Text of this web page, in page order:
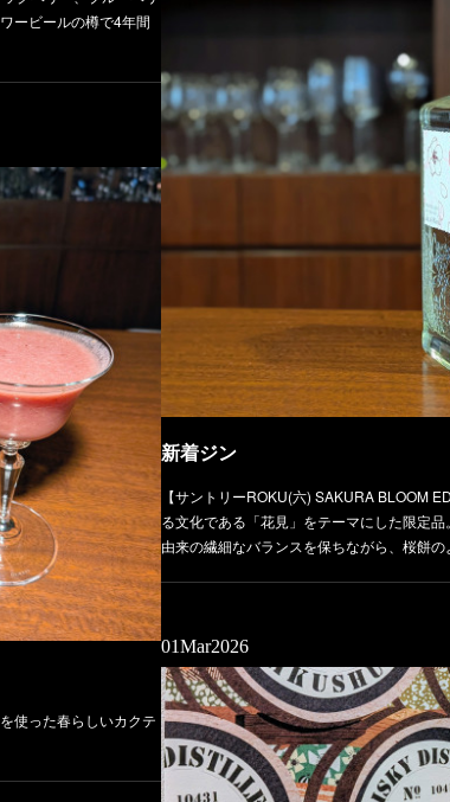
ービールの樽で4年間
新着ジン
【サントリーROKU(六) SAKURA BLOOM
る文化である「花見」をテーマにした限定
由来の繊細なバランスを保ちながら、桜餅
使った春らしいカクテ
01Mar2026